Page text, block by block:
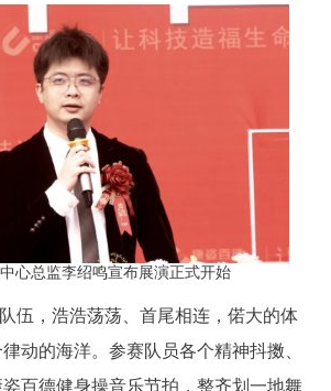
心总监李绍鸣宣布展演正式开始
伍，浩浩荡荡、首尾相连，偌大的体
动的海洋。参赛队员各个精神抖擞、
百德健身操音乐节拍，整齐划一地舞